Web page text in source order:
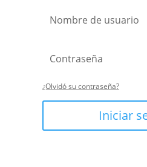
¿Olvidó su contraseña?
Iniciar